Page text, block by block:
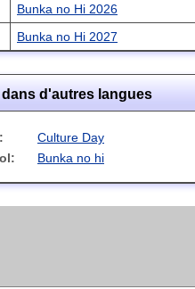
Bunka no Hi 2026
Bunka no Hi 2027
d'autres langues
Culture Day
Bunka no hi